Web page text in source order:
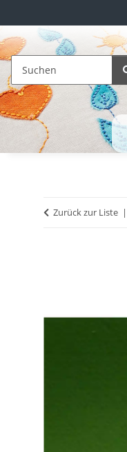
Zurück zur Liste